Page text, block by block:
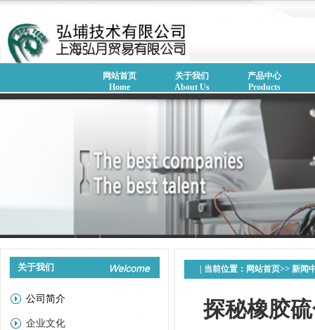
网站首页
Home
关于我们
About Us
产品中心
Products
关于我们
公司简介
企业文化
| 当前位置： 网站首页>> 新闻
探秘橡胶